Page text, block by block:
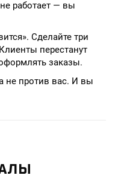
работает — вы
Сделайте три
перестанут
заказы.
не против вас. И вы